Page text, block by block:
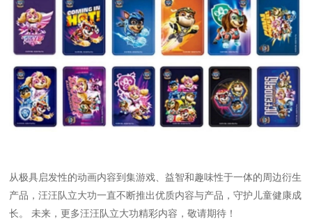
从极具启发性的动画内容到集游戏、益智和趣味性于一体的周边衍生
产品，汪汪队立大功一直不断推出优质内容与产品，守护儿童健康成
长。 未来，更多汪汪队立大功精彩内容，敬请期待！